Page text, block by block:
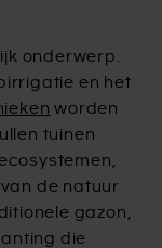
onderwerp.
en het
worden
tuinen
de natuur
gazon,
die